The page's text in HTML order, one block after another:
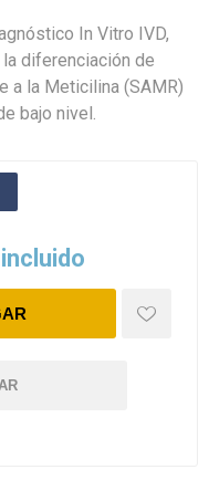
In Vitro IVD,
diferenciación de
a la Meticilina (SAMR)
bajo nivel.